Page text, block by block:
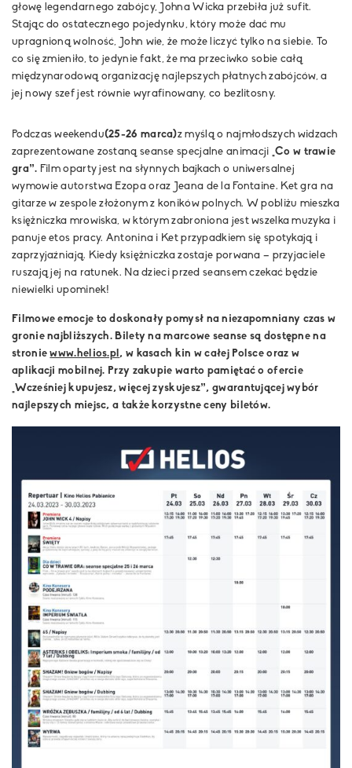
głowę legendarnego zabójcy, Johna Wicka przebiła już sufit.
Stając do ostatecznego pojedynku, który może dać mu
upragnioną wolność, John wie, że może liczyć tylko na siebie. To
co się zmieniło, to jedynie fakt, że ma przeciwko sobie całą
międzynarodową organizację najlepszych płatnych zabójców, a
jej nowy szef jest równie wyrafinowany, co bezlitosny.
Podczas weekendu(25-26 marca)z myślą o najmłodszych widzach
zaprezentowane zostaną seanse specjalne animacji „Co w trawie
gra”. Film oparty jest na słynnych bajkach o uniwersalnej
wymowie autorstwa Ezopa oraz Jeana de la Fontaine. Ket gra na
gitarze w zespole złożonym z koników polnych. W pobliżu mieszka
księżniczka mrowiska, w którym zabroniona jest wszelka muzyka i
panuje etos pracy. Antonina i Ket przypadkiem się spotykają i
zaprzyjaźniają. Kiedy księżniczka zostaje porwana – przyjaciele
ruszają jej na ratunek. Na dzieci przed seansem czekać będzie
niewielki upominek!
Filmowe emocje to doskonały pomysł na niezapomniany czas w
gronie najbliższych. Bilety na marcowe seanse są dostępne na
stroniewww.helios.pl , w kasach kin w całej Polsce oraz w
aplikacji mobilnej. Przy zakupie warto pamiętać o ofercie
„Wcześniej kupujesz, więcej zyskujesz”, gwarantującej wybór
najlepszych miejsc, a także korzystne ceny biletów.